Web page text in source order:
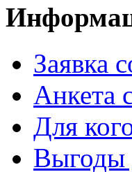
Заявка
Анкета
Для
Выгоды